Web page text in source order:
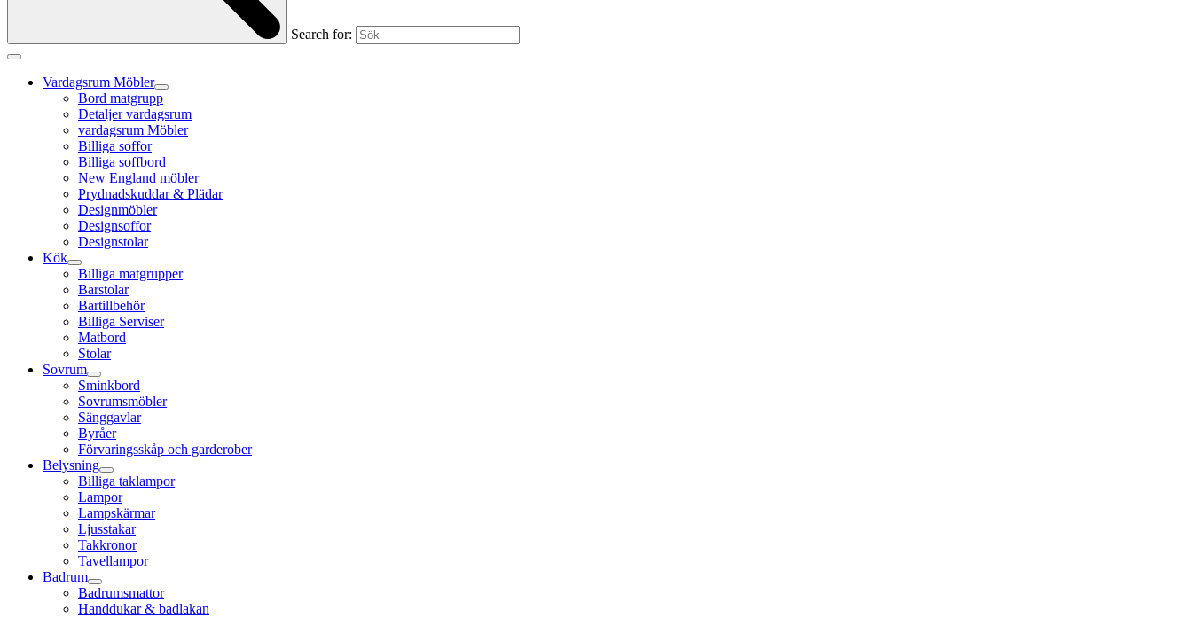
Search for:
Vardagsrum Möbler
Bord matgrupp
Detaljer vardagsrum
vardagsrum Möbler
Billiga soffor
Billiga soffbord
New England möbler
Prydnadskuddar & Plädar
Designmöbler
Designsoffor
Designstolar
Kök
Billiga matgrupper
Barstolar
Bartillbehör
Billiga Serviser
Matbord
Stolar
Sovrum
Sminkbord
Sovrumsmöbler
Sänggavlar
Byråer
Förvaringsskåp och garderober
Belysning
Billiga taklampor
Lampor
Lampskärmar
Ljusstakar
Takkronor
Tavellampor
Badrum
Badrumsmattor
Handdukar & badlakan